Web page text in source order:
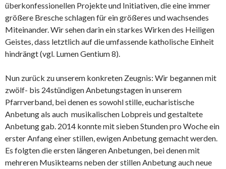
überkonfessionellen Projekte und Initiativen, die eine immer
größere Bresche schlagen für ein größeres und wachsendes
Miteinander. Wir sehen darin ein starkes Wirken des Heiligen
Geistes, dass letztlich auf die umfassende katholische Einheit
hindrängt (vgl. Lumen Gentium 8).
Nun zurück zu unserem konkreten Zeugnis: Wir begannen mit
zwölf- bis 24stündigen Anbetungstagen in unserem
Pfarrverband, bei denen es sowohl stille, eucharistische
Anbetung als auch musikalischen Lobpreis und gestaltete
Anbetung gab. 2014 konnte mit sieben Stunden pro Woche ein
erster Anfang einer stillen, ewigen Anbetung gemacht werden.
Es folgten die ersten längeren Anbetungen, bei denen mit
mehreren Musikteams neben der stillen Anbetung auch neue